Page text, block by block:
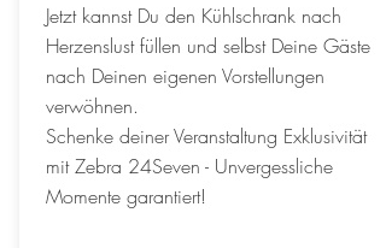
Jetzt kannst Du den Kühlschrank nach
Herzenslust füllen und selbst Deine Gäste
nach Deinen eigenen Vorstellungen
verwöhnen.
Schenke deiner Veranstaltung Exklusivität
mit Zebra 24Seven - Unvergessliche
Momente garantiert!